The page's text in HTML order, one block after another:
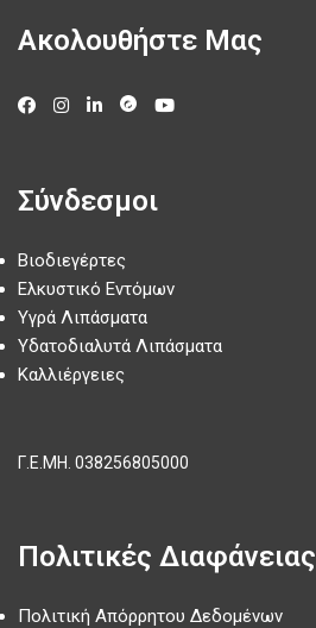
Ακολουθήστε Μας
Σύνδεσμοι
Βιοδιεγέρτες
Ελκυστικό Εντόμων
Υγρά Λιπάσματα
Υδατοδιαλυτά Λιπάσματα
Καλλιέργειες
Γ.Ε.ΜΗ. 038256805000
Πολιτικές Διαφάνειας
Πολιτική Απόρρητου Δεδομένων